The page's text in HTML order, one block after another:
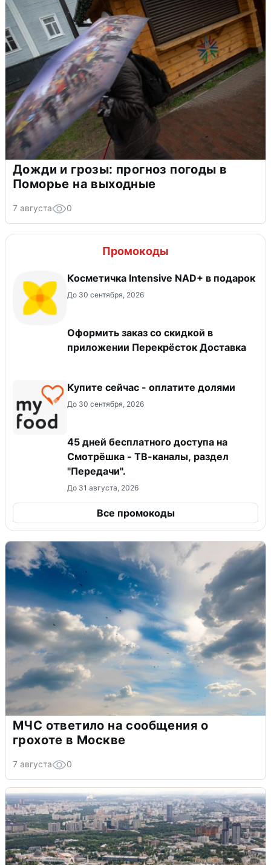
Дожди и грозы: прогноз погоды в
Поморье на выходные
7 августа 0
Промокоды
Косметичка Intensive NAD+ в подарок
До 30 сентября, 2026
Оформить заказ со скидкой в
приложении Перекрёсток Доставка
Купите сейчас - оплатите долями
До 30 сентября, 2026
45 дней бесплатного доступа на
Смотрёшка - ТВ-каналы, раздел
"Передачи".
До 31 августа, 2026
Все промокоды
МЧС ответило на сообщения о
грохоте в Москве
7 августа 0